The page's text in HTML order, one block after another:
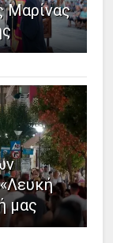
Μαρίνας
μας